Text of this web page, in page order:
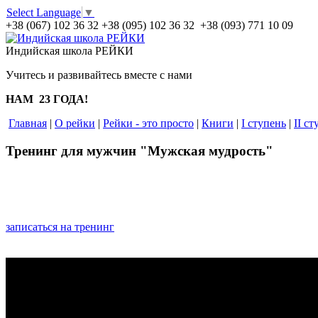
Select Language ▼
+38 (067) 102 36 32 +38 (095) 102 36 32 +38 (093) 771 10 09
Индийская школа РЕЙКИ
Учитесь и развивайтесь вместе с нами
НАМ 23 ГОДА!
Главная | О рейки | Рейки - это просто | Книги | I ступень | II
Тренинг для мужчин "Мужская мудрость"
записаться на тренинг